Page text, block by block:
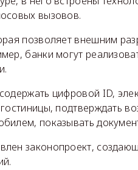
вызовов.
позволяет внешним
банки могут
цифровой ID,
подтверждать
показывать
законопроект,